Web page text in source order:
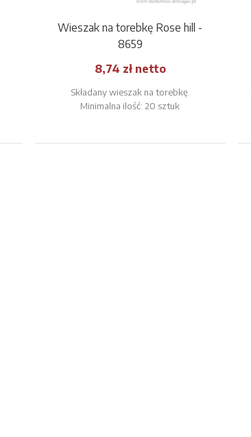
Wieszak na torebkę Rose hill -
8659
8,74 zł netto
Składany wieszak na torebkę.
Minimalna ilość: 20 sztuk